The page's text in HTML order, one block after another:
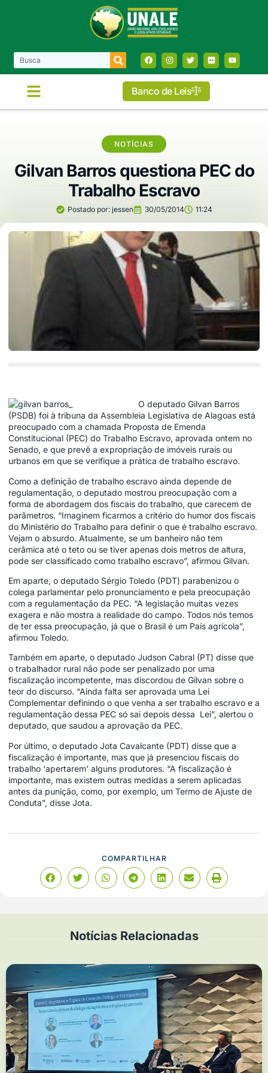
Banco de Leis
NOTÍCIAS
Gilvan Barros questiona PEC do
Trabalho Escravo
Postado por:jessen 30/05/2014 11:24
O deputado Gilvan Barros
(PSDB) foi à tribuna da Assembleia Legislativa de Alagoas está
preocupado com a chamada Proposta de Emenda
Constitucional (PEC) do Trabalho Escravo, aprovada ontem no
Senado, e que prevê a expropriação de imóveis rurais ou
urbanos em que se verifique a prática de trabalho escravo.
Como a definição de trabalho escravo ainda depende de
regulamentação, o deputado mostrou preocupação com a
forma de abordagem dos fiscais do trabalho, que carecem de
parâmetros. “Imaginem ficarmos a critério do humor dos fiscais
do Ministério do Trabalho para definir o que é trabalho escravo.
Vejam o absurdo. Atualmente, se um banheiro não tem
cerâmica até o teto ou se tiver apenas dois metros de altura,
pode ser classificado como trabalho escravo”, afirmou Gilvan.
Em aparte, o deputado Sérgio Toledo (PDT) parabenizou o
colega parlamentar pelo pronunciamento e pela preocupação
com a regulamentação da PEC. “A legislação muitas vezes
exagera e não mostra a realidade do campo. Todos nós temos
de ter essa preocupação, já que o Brasil é um País agrícola”,
afirmou Toledo.
Também em aparte, o deputado Judson Cabral (PT) disse que
o trabalhador rural não pode ser penalizado por uma
fiscalização incompetente, mas discordou de Gilvan sobre o
teor do discurso. “Ainda falta ser aprovada uma Lei
Complementar definindo o que venha a ser trabalho escravo e a
regulamentação dessa PEC só sai depois dessa Lei”, alertou o
deputado, que saudou a aprovação da PEC.
Por último, o deputado Jota Cavalcante (PDT) disse que a
fiscalização é importante, mas que já presenciou fiscais do
trabalho ‘apertarem’ alguns produtores. “A fiscalização é
importante, mas existem outras medidas a serem aplicadas
antes da punição, como, por exemplo, um Termo de Ajuste de
Conduta”, disse Jota.
COMPARTILHAR
Notícias Relacionadas